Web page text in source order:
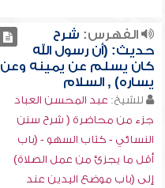
الفهرس: شرح
حديث: (أن رسول الله
كان يسلم عن يمينه وعن
يساره) , السلام
للشيخ: عبد المحسن العباد
جزء من محاضرة ( شرح سنن
النسائي - كتاب السهو - (باب
أقل ما يجزئ من عمل الصلاة)
إلى (باب موضع اليدين عند